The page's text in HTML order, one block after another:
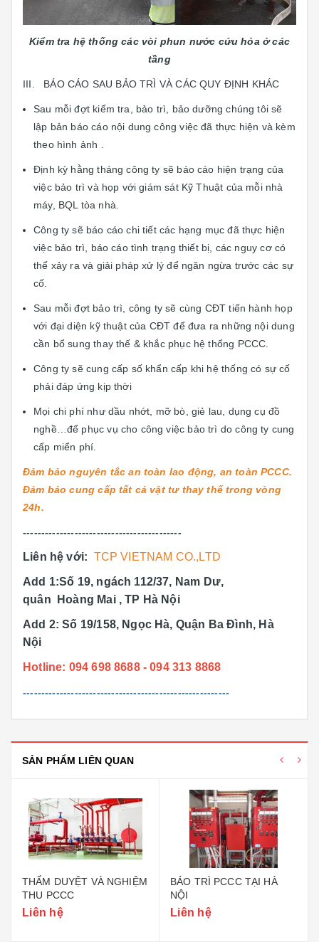
Kiểm tra hệ thống các vòi phun nước cứu hỏa ở các
tầng
III. BÁO CÁO SAU BẢO TRÌ VÀ CÁC QUY ĐỊNH KHÁC
Sau mỗi đợt kiểm tra, bảo trì, bảo dưỡng chúng tôi sẽ
lập bản báo cáo nội dung công việc đã thực hiện và kèm
theo hình ảnh .
Định kỳ hằng tháng công ty sẽ báo cáo hiện trạng của
việc bảo trì và họp với giám sát Kỹ Thuật của mỗi nhà
máy, BQL tòa nhà.
Công ty sẽ báo cáo chi tiết các hạng mục đã thực hiện
việc bảo trì, báo cáo tình trạng thiết bị, các nguy cơ có
thể xảy ra và giải pháp xử lý để ngăn ngừa trước các sự
cố.
Sau mỗi đợt bảo trì, công ty sẽ cùng CĐT tiến hành họp
với đại diện kỹ thuật của CĐT để đưa ra những nội dung
cần bổ sung thay thế & khắc phục hệ thống PCCC.
Công ty sẽ cung cấp số khẩn cấp khi hệ thống có sự cố
phải đáp ứng kịp thời
Mọi chi phí như dầu nhớt, mỡ bò, giẻ lau, dụng cụ đồ
nghề…để phục vụ cho công việc bảo trì do công ty cung
cấp miển phí.
Đảm bảo nguyên tắc an toàn lao động, an toàn PCCC.
Đảm bảo cung cấp tất cả vật tư thay thế trong vòng
24h.
-------------------------------------------
Liên hệ với: TCP VIETNAM CO.,LTD
Add 1:Số 19, ngách 112/37, Nam Dư,
quân Hoàng Mai , TP Hà Nội
Add 2: Số 19/158, Ngọc Hà, Quận Ba Đình, Hà
Nội
Hotline: 094 698 8688 - 094 313 8868
--------------------------------------------------------
SẢN PHẨM LIÊN QUAN
THẨM DUYỆT VÀ NGHIỆM
THU PCCC
Liên hệ
BẢO TRÌ PCCC TẠI HÀ
NỘI
Liên hệ